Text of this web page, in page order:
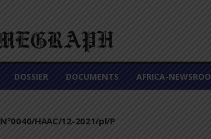
DOSSIER DOCUMENTS AFRICA-
N°0040/HAAC/12-2021/pl/P